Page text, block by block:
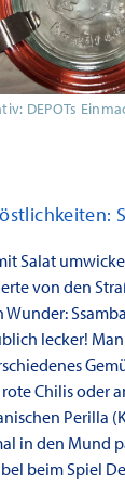
DEPOTs
Salat
von den
Wunder:
lecker!
Chilis oder
Perilla
in den Mund
beim Spiel